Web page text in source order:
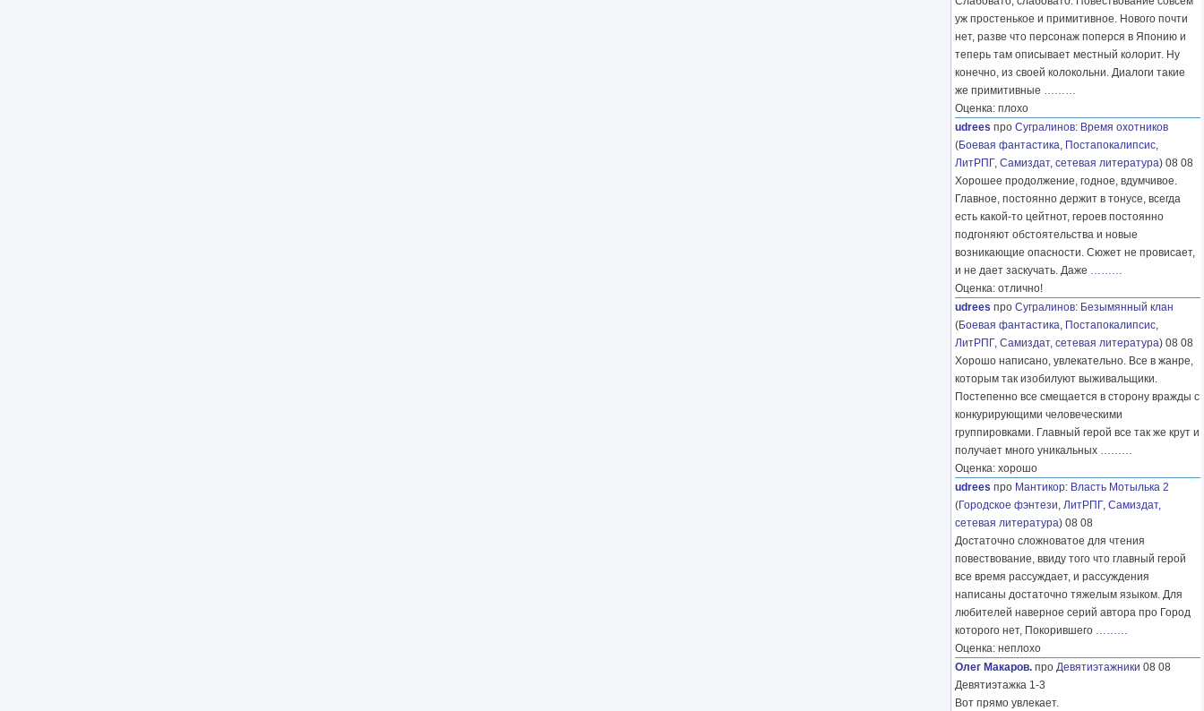
уж простенькое и примитивное. Нового почти
нет, разве что персонаж поперся в Японию и
теперь там описывает местный колорит. Ну
конечно, из своей колокольни. Диалоги такие
же примитивные ………
Оценка: плохо
udrees про Сугралинов: Время охотников
(Боевая фантастика, Постапокалипсис,
ЛитРПГ, Самиздат, сетевая литература) 08 08
Хорошее продолжение, годное, вдумчивое.
Главное, постоянно держит в тонусе, всегда
есть какой-то цейтнот, героев постоянно
подгоняют обстоятельства и новые
возникающие опасности. Сюжет не провисает,
и не дает заскучать. Даже ………
Оценка: отлично!
udrees про Сугралинов: Безымянный клан
(Боевая фантастика, Постапокалипсис,
ЛитРПГ, Самиздат, сетевая литература) 08 08
Хорошо написано, увлекательно. Все в жанре,
которым так изобилуют выживальщики.
Постепенно все смещается в сторону вражды с
конкурирующими человеческими
группировками. Главный герой все так же крут и
получает много уникальных ………
Оценка: хорошо
udrees про Мантикор: Власть Мотылька 2
(Городское фэнтези, ЛитРПГ, Самиздат,
сетевая литература) 08 08
Достаточно сложноватое для чтения
повествование, ввиду того что главный герой
все время рассуждает, и рассуждения
написаны достаточно тяжелым языком. Для
любителей наверное серий автора про Город
которого нет, Покорившего ………
Оценка: неплохо
Олег Макаров. про Девятиэтажники 08 08
Девятиэтажка 1-3
Вот прямо увлекает.